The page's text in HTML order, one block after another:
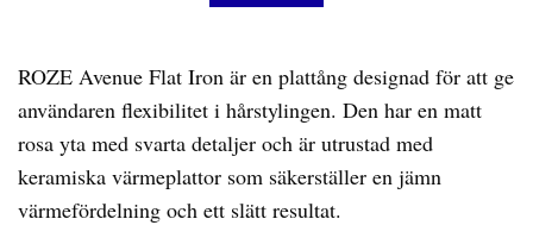
ROZE Avenue Flat Iron är en plattång designad för att ge
användaren flexibilitet i hårstylingen. Den har en matt
rosa yta med svarta detaljer och är utrustad med
keramiska värmeplattor som säkerställer en jämn
värmefördelning och ett slätt resultat.